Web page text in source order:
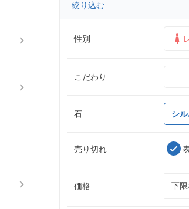
絞り込む
性別
こだわり
石 シ
売り切れ
価格